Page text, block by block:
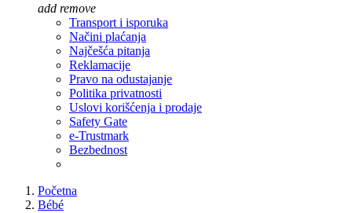
add remove
Transport i isporuka
Načini plaćanja
Najčešća pitanja
Reklamacije
Pravo na odustajanje
Politika privatnosti
Uslovi korišćenja i prodaje
Safety Gate
e-Trustmark
Bezbednost
Početna
Bébé